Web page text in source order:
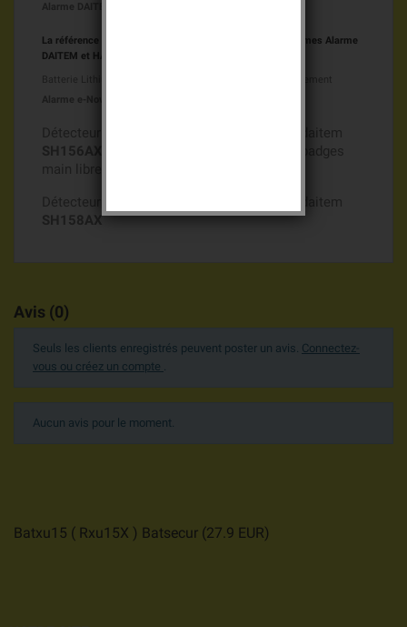
Alarme DAITEM et HAGER
La référence d'origine Daitem est Batxu15X pour les Gammes Alarme
DAITEM et HAGER
Batterie Lithium Batxu15X 3v 3Ah pour détecteur de mouvement
Alarme e-Nova Daitem
Détecteur de mouvement à prise d'images daitem
SH156AX
( deux batteries si utilisation de badges
main libre SH808AX )
Détecteur de mouvement à prise d'images daitem
SH158AX
Avis (0)
Seuls les clients enregistrés peuvent poster un avis. Connectez-
vous ou créez un compte .
Aucun avis pour le moment.
Batxu15 ( Rxu15X ) Batsecur (27.9 EUR)